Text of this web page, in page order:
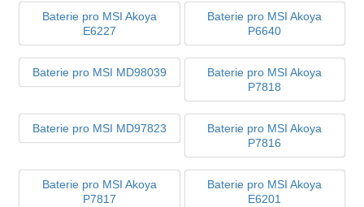
Baterie pro MSI Akoya
E6227
Baterie pro MSI Akoya
P6640
Baterie pro MSI MD98039
Baterie pro MSI Akoya
P7818
Baterie pro MSI MD97823
Baterie pro MSI Akoya
P7816
Baterie pro MSI Akoya
P7817
Baterie pro MSI Akoya
E6201